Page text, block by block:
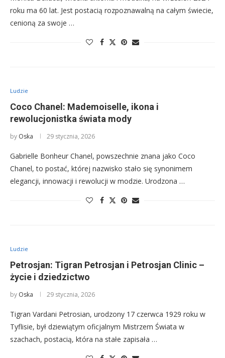
roku ma 60 lat. Jest postacią rozpoznawalną na całym świecie,
cenioną za swoje …
Ludzie
Coco Chanel: Mademoiselle, ikona i
rewolucjonistka świata mody
by Oska 29 stycznia, 2026
Gabrielle Bonheur Chanel, powszechnie znana jako Coco
Chanel, to postać, której nazwisko stało się synonimem
elegancji, innowacji i rewolucji w modzie. Urodzona …
Ludzie
Petrosjan: Tigran Petrosjan i Petrosjan Clinic –
życie i dziedzictwo
by Oska 29 stycznia, 2026
Tigran Vardani Petrosian, urodzony 17 czerwca 1929 roku w
Tyflisie, był dziewiątym oficjalnym Mistrzem Świata w
szachach, postacią, która na stałe zapisała …